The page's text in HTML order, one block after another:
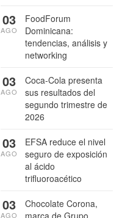
FoodForum
Dominicana:
tendencias, análisis y
networking
03
AGO
Coca-Cola presenta
sus resultados del
segundo trimestre de
2026
03
AGO
EFSA reduce el nivel
seguro de exposición
al ácido
trifluoroacético
03
AGO
Chocolate Corona,
marca de Grupo
03
AGO